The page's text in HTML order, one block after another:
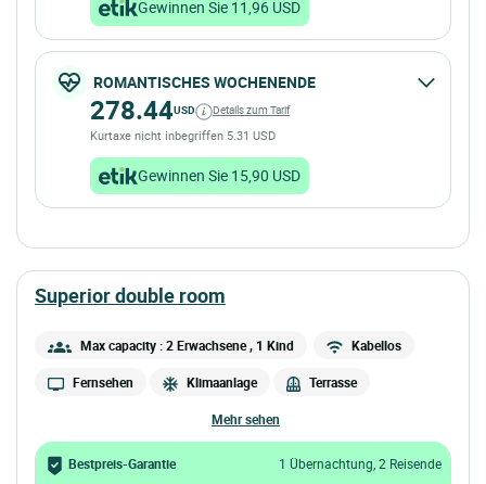
Gewinnen Sie 11,96 USD
ROMANTISCHES WOCHENENDE
278.44USD Details zum Tarif
Kurtaxe nicht inbegriffen 5.31 USD
Gewinnen Sie 15,90 USD
superior double room
Max capacity : 2 Erwachsene, 1 Kind Kabellos
Fernsehen Klimaanlage Terrasse
mehr sehen
Bestpreis-Garantie 1 Übernachtung, 2 Reisende